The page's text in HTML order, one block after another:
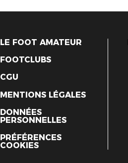
LE FOOT AMATEUR
FOOTCLUBS
CGU
MENTIONS LÉGALES
DONNÉES
PERSONNELLES
PRÉFÉRENCES
COOKIES